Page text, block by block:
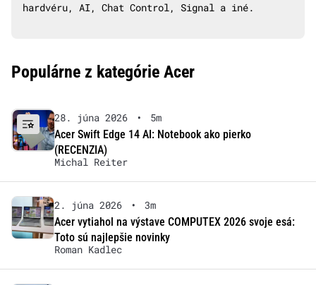
hardvéru, AI, Chat Control, Signal a iné.
Populárne z kategórie Acer
28. júna 2026 •
5m
Acer Swift Edge 14 AI: Notebook ako pierko
(RECENZIA)
Michal Reiter
2. júna 2026 •
3m
Acer vytiahol na výstave COMPUTEX 2026 svoje esá:
Toto sú najlepšie novinky
Roman Kadlec